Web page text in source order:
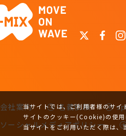
会社案内 名義依頼
ソーシャルメディアポリシー
当サイトでは、ご利用者様のサ
サイトのクッキー(Cookie)の使用
当サイトをご利用いただく際は、